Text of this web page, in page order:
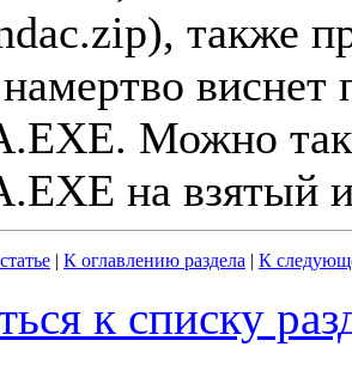
также
виснет
Можно
на взятый
| К оглавлению раздела | К
к списку